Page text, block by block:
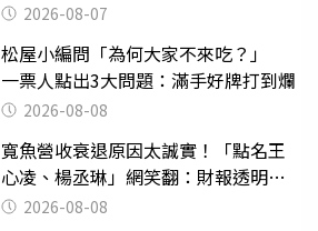
2026-08-07
松屋小編問「為何大家不來吃？」
一票人點出3大問題：滿手好牌打到爛
2026-08-08
寬魚營收衰退原因太誠實！「點名王
心凌、楊丞琳」網笑翻：財報透明度
滿分2026-08-08